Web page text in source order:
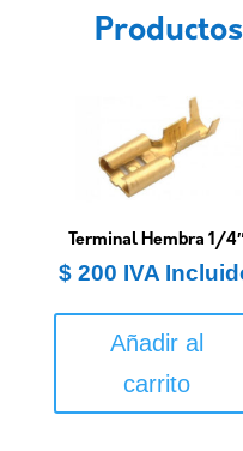
Terminal Hembra 1/4″
$ 200 IVA
Añadir al
carrito